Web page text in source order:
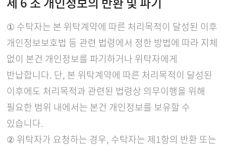
① 수탁자는 본 위탁계약에 따른 처리목적이 달성된 이후
개인정보보호법 등 관련 법령에서 정한 방법에 따라 지체
없이 본건 개인정보를 파기하거나 위탁자에게
반납합니다. 단, 본 위탁계약에 따른 처리목적이 달성된
이후에도 처리목적과 관련된 법령상 의무이행을 위해
필요한 범위 내에서는 본건 개인정보를 보유할 수
있습니다.
② 위탁자가 요청하는 경우, 수탁자는 제1항의 반환 또는